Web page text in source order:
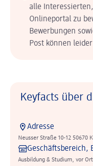
alle
Onlineportal zu
Bewerbungen
Post können
Keyfacts über
Adresse
Neusser Straße 10-12 50670
Geschäftsbereich,
Ausbildung & Studium, vor Ort